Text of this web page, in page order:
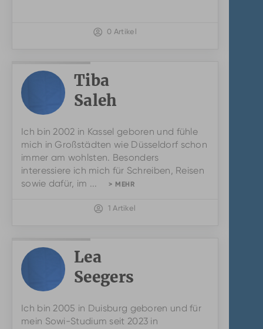
0 Artikel
Tiba
Saleh
Ich bin 2002 in Kassel geboren und fühle
mich in Großstädten wie Düsseldorf schon
immer am wohlsten. Besonders
interessiere ich mich für Schreiben, Reisen
sowie dafür, im ...
> MEHR
1 Artikel
Lea
Seegers
Ich bin 2005 in Duisburg geboren und für
mein Sowi-Studium seit 2023 in